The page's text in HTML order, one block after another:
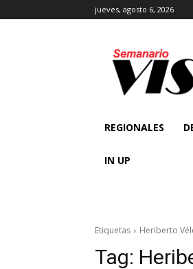
jueves, agosto 6, 2026
REGIONALES
IN UP
Etiquetas Heriberto
Tag: